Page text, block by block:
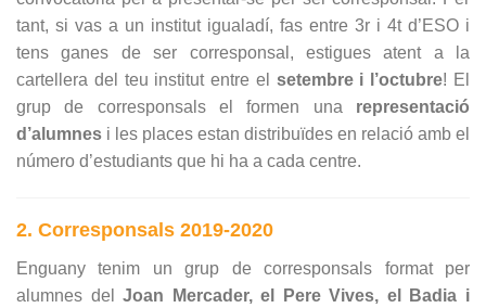
tant, si vas a un institut igualadí, fas entre 3r i 4t d’ESO i
tens ganes de ser corresponsal, estigues atent a la
cartellera del teu institut entre el setembre i l’octubre! El
grup de corresponsals el formen una representació
d’alumnes i les places estan distribuïdes en relació amb el
número d’estudiants que hi ha a cada centre.
2. Corresponsals 2019-2020
Enguany tenim un grup de corresponsals format per
alumnes delJoan Mercader, el Pere Vives, el Badia i